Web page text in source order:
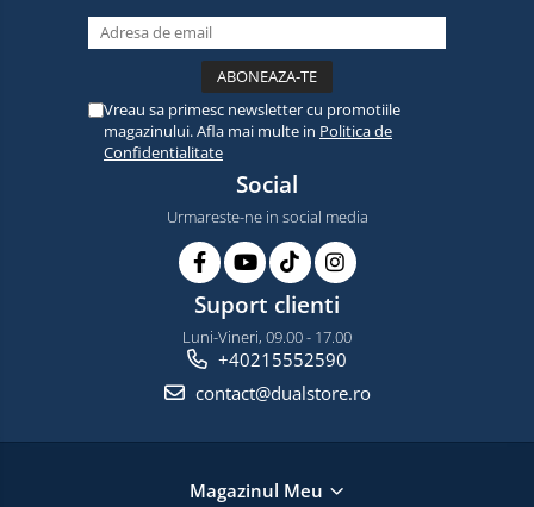
Vreau sa primesc newsletter cu promotiile
magazinului. Afla mai multe in Politica de
Confidentialitate
Social
Urmareste-ne in social media
Suport clienti
Luni-Vineri, 09.00 - 17.00
+40215552590
contact@dualstore.ro
Magazinul Meu